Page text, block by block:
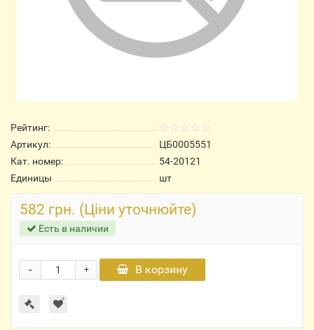
Рейтинг:
Артикул:
ЦБ0005551
Кат. номер:
54-20121
Единицы
шт
582 грн. (Ціни уточнюйте)
Есть в наличии
+
- В корзину